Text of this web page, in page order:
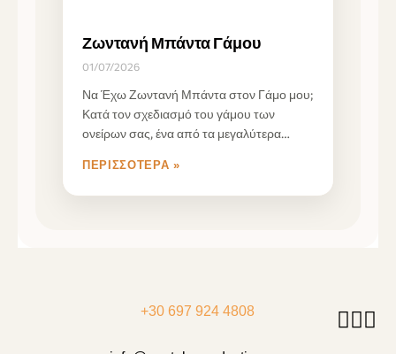
Ζωντανή Μπάντα Γάμου
01/07/2026
Να Έχω Ζωντανή Μπάντα στον Γάμο μου;
Κατά τον σχεδιασμό του γάμου των
ονείρων σας, ένα από τα μεγαλύτερα
ΠΕΡΙΣΣΌΤΕΡΑ »
+30 697 924 4808